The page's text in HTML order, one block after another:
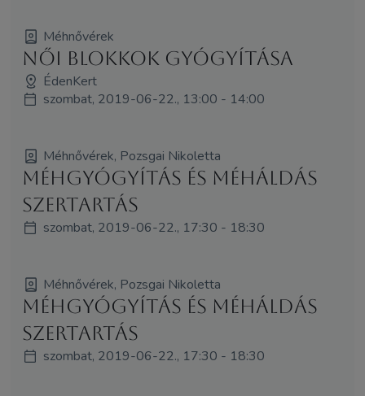
Méhnővérek
Női Blokkok Gyógyítása
ÉdenKert
szombat, 2019-06-22., 13:00 - 14:00
Méhnővérek, Pozsgai Nikoletta
Méhgyógyítás és MéhÁldás
szertartás
szombat, 2019-06-22., 17:30 - 18:30
Méhnővérek, Pozsgai Nikoletta
Méhgyógyítás és MéhÁldás
szertartás
szombat, 2019-06-22., 17:30 - 18:30